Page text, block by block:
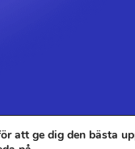
att ge dig den bästa